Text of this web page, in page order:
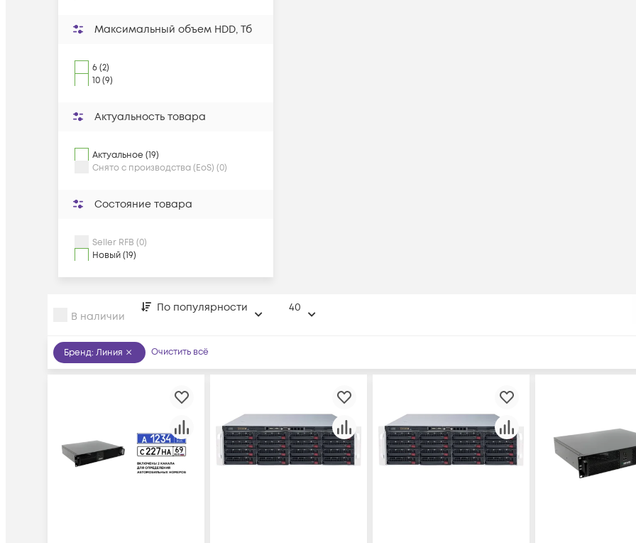
Максимальный объем HDD, Тб
6 (2)
10 (9)
Актуальность товара
Актуальное (19)
Снято с производства (EoS) (0)
Состояние товара
Seller RFB (0)
Новый (19)
В наличии
По популярности 40
Бренд: Линия Очистить всё